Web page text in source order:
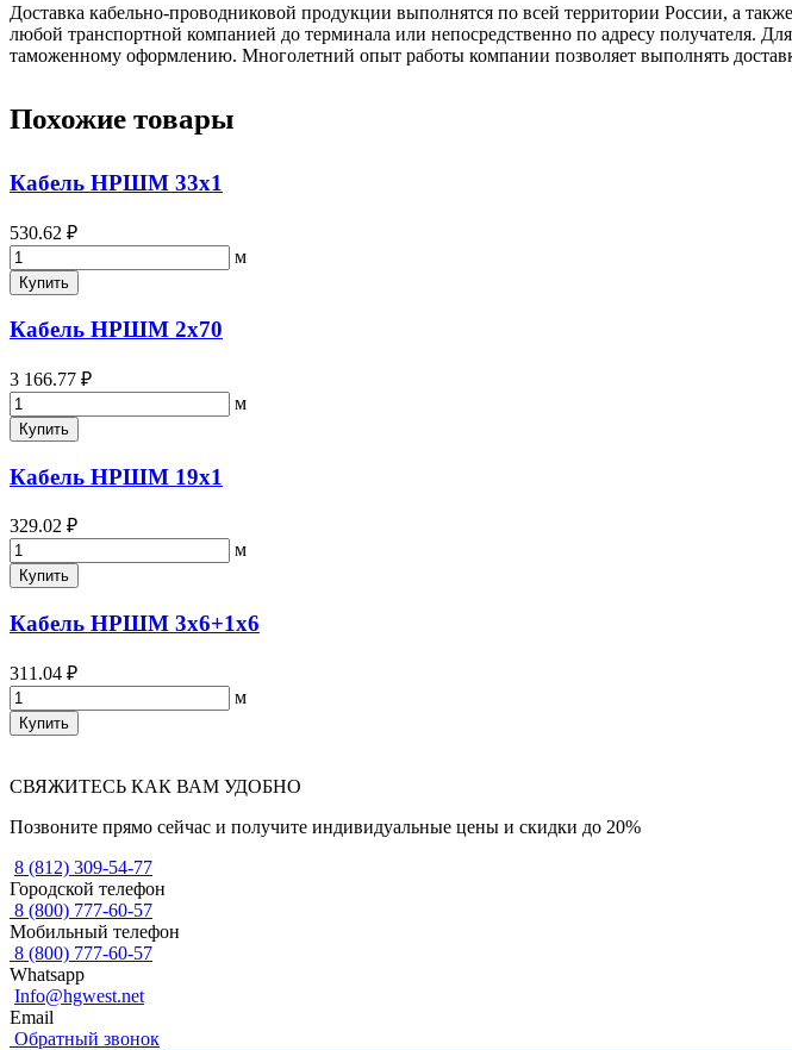
Доставка кабельно-проводниковой продукции выполнятся по всей территории России, а
любой транспортной компанией до терминала или непосредственно по адресу получателя.
таможенному оформлению. Многолетний опыт работы компании позволяет выполнять
Похожие товары
Кабель НРШМ 33х1
530.62 ₽
м
Купить
Кабель НРШМ 2х70
3 166.77 ₽
м
Купить
Кабель НРШМ 19х1
329.02 ₽
м
Купить
Кабель НРШМ 3х6+1х6
311.04 ₽
м
Купить
СВЯЖИТЕСЬ КАК ВАМ УДОБНО
Позвоните прямо сейчас и получите индивидуальные цены и скидки до 20%
8 (812) 309-54-77
Городской телефон
8 (800) 777-60-57
Мобильный телефон
8 (800) 777-60-57
Whatsapp
Info@hgwest.net
Email
Обратный звонок